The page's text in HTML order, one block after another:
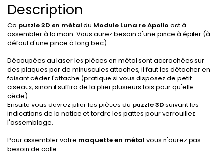
Description
Ce puzzle 3D en métal du Module Lunaire Apollo est à
assembler à la main. Vous aurez besoin d'une pince à épiler (à
défaut d'une pince à long bec).
Découpées au laser les pièces en métal sont accrochées sur
des plaques par de minuscules attaches, il faut les détacher en
faisant céder l'attache (pratique si vous disposez de petit
ciseaux, sinon il suffira de la plier plusieurs fois pour qu'elle
cède).
Ensuite vous devrez plier les pièces du puzzle 3D suivant les
indications de la notice et tordre les pattes pour verrouillez
l'assemblage.
Pour assembler votre maquette en métal vous n'aurez pas
besoin de colle.